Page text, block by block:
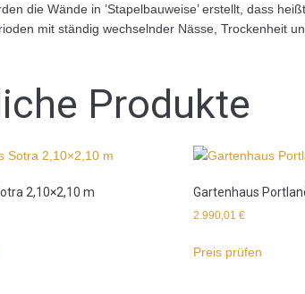
die Wände in ’Stapelbauweise’ erstellt, dass
mit ständig wechselnder Nässe, Trockenheit
Produkte
2,10×2,10 m Gartenhaus
2.990,01€
Preis prüfen